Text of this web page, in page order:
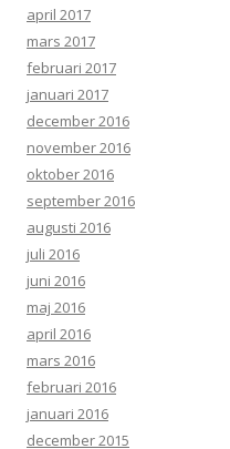
april 2017
mars 2017
februari 2017
januari 2017
december 2016
november 2016
oktober 2016
september 2016
augusti 2016
juli 2016
juni 2016
maj 2016
april 2016
mars 2016
februari 2016
januari 2016
december 2015